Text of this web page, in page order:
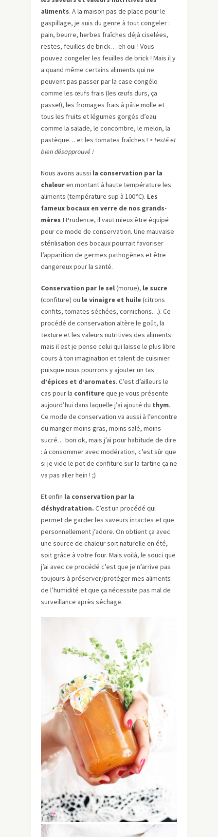
aliments. A la maison pas de place pour le
gaspillage, je suis du genre à tout congeler :
pain, beurre, herbes fraîches déjà ciselées,
restes, feuilles de brick… eh oui ! Vous
pouvez congeler les feuilles de brick ! Mais il y
a quand même certains aliments qui ne
peuvent pas passer par la case congélo
comme les œufs frais (les œufs durs, ça
passe!), les fromages frais à pâte molle et
tous les fruits et légumes gorgés d’eau
comme la salade, le concombre, le melon, la
pastèque… et les tomates fraîches ! > testé et
bien désapprouvé !
Nous avons aussi la conservation par la
chaleuren montant à haute température les
aliments (température sup à 100°C). Les
fameux bocaux en verre de nos grands-
mères ! Prudence, il vaut mieux être équipé
pour ce mode de conservation. Une mauvaise
stérilisation des bocaux pourrait favoriser
l’apparition de germes pathogènes et être
dangereux pour la santé.
Conservation par le sel(morue), le sucre
(confiture) ou le vinaigre et huile (citrons
confits, tomates séchées, cornichons…). Ce
procédé de conservation altère le goût, la
texture et les valeurs nutritives des aliments
mais il est je pense celui qui laisse le plus libre
cours à ton imagination et talent de cuisinier
puisque nous pourrons y ajouter un tas
d’épices et d’aromates. C’est d’ailleurs le
cas pour la confiture que je vous présente
aujourd’hui dans laquelle j’ai ajouté du thym.
Ce mode de conservation va aussi à l’encontre
du manger moins gras, moins salé, moins
sucré… bon ok, mais j’ai pour habitude de dire
: à consommer avec modération, c’est sûr que
si je vide le pot de confiture sur la tartine ça ne
va pas aller hein ! ;)
Et enfin la conservation par la
déshydratation. C’est un procédé qui
permet de garder les saveurs intactes et que
personnellement j’adore. On obtient ça avec
une source de chaleur soit naturelle en été,
soit grâce à votre four. Mais voilà, le souci que
j’ai avec ce procédé c’est que je n’arrive pas
toujours à préserver/protéger mes aliments
de l’humidité et que ça nécessite pas mal de
surveillance après séchage.